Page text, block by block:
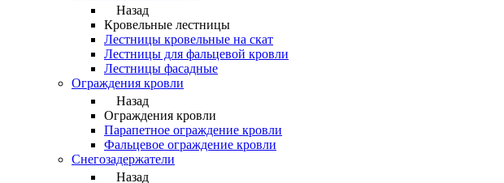
Назад
Кровельные лестницы
Лестницы кровельные на скат
Лестницы для фальцевой кровли
Лестницы фасадные
Ограждения кровли
Назад
Ограждения кровли
Парапетное ограждение кровли
Фальцевое ограждение кровли
Снегозадержатели
Назад